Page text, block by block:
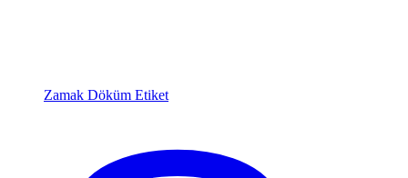
Zamak Döküm Etiket